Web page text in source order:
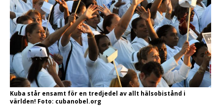
Kuba står ensamt för en tredjedel av allt hälsobistånd i
världen! Foto: cubanobel.org